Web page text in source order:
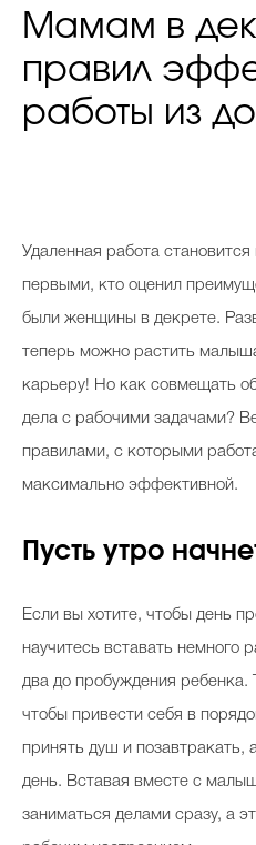
Мамам в
правил
работы из
Удаленная работа
первыми, кто оценил
были женщины в декрете.
теперь можно растить
карьеру! Но как совмещать
дела с рабочими задачами?
правилами, с которыми
максимально эффективной.
Пусть утро
Если вы хотите, чтобы день
научитесь вставать немного
два до пробуждения ребенка.
чтобы привести себя в
принять душ и позавтракать,
день. Вставая вместе с
заниматься делами сразу, а